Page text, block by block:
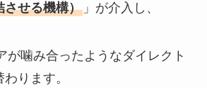
させる機構）」が介入し、
が噛み合ったようなダイレクト
ります。